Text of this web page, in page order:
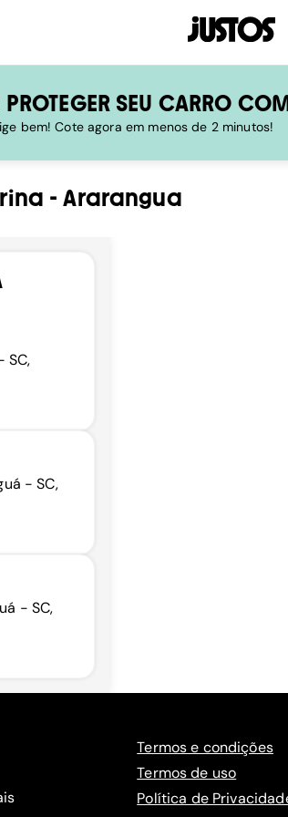
SEU CARRO
bem! Cote agora em menos de 2 minutos!
-Ararangua
SC,
- SC,
- SC,
Termos e condições
Termos de uso
Política de